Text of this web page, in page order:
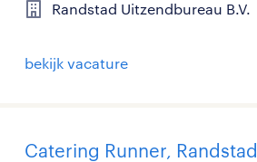
Randstad Uitzendbureau B.V.
bekijk vacature
Catering Runner, Randstad